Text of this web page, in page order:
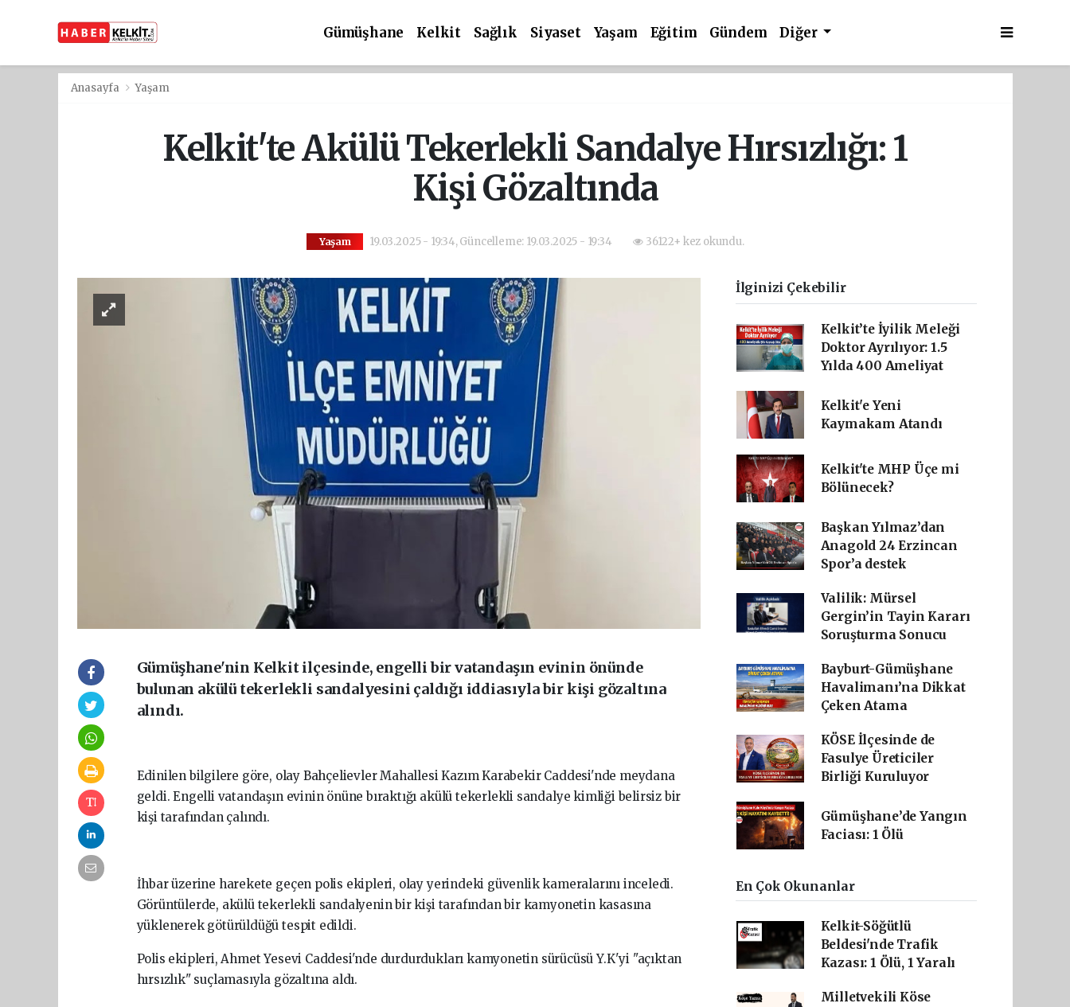
Gümüşhane Kelkit Sağlık Siyaset Yaşam Eğitim Gündem Diğer
Anasayfa Yaşam
Kelkit'te Akülü Tekerlekli Sandalye Hırsızlığı: 1
Kişi Gözaltında
Yaşam 19.03.2025 - 19:34, Güncelleme: 19.03.2025 - 19:34 36122+ kez okundu.
Gümüşhane'nin Kelkit ilçesinde, engelli bir vatandaşın evinin önünde
bulunan akülü tekerlekli sandalyesini çaldığı iddiasıyla bir kişi gözaltına
alındı.
Edinilen bilgilere göre, olay Bahçelievler Mahallesi Kazım Karabekir Caddesi'nde meydana
geldi. Engelli vatandaşın evinin önüne bıraktığı akülü tekerlekli sandalye kimliği belirsiz bir
kişi tarafından çalındı.
İhbar üzerine harekete geçen polis ekipleri, olay yerindeki güvenlik kameralarını inceledi.
Görüntülerde, akülü tekerlekli sandalyenin bir kişi tarafından bir kamyonetin kasasına
yüklenerek götürüldüğü tespit edildi.
Polis ekipleri, Ahmet Yesevi Caddesi'nde durdurdukları kamyonetin sürücüsü Y.K'yi "açıktan
hırsızlık" suçlamasıyla gözaltına aldı.
İlginizi Çekebilir
Kelkit’te İyilik Meleği
Doktor Ayrılıyor: 1.5
Yılda 400 Ameliyat
Kelkit'e Yeni
Kaymakam Atandı
Kelkit'te MHP Üçe mi
Bölünecek?
Başkan Yılmaz’dan
Anagold 24 Erzincan
Spor’a destek
Valilik: Mürsel
Gergin’in Tayin Kararı
Soruşturma Sonucu
Bayburt-Gümüşhane
Havalimanı’na Dikkat
Çeken Atama
KÖSE İlçesinde de
Fasulye Üreticiler
Birliği Kuruluyor
Gümüşhane’de Yangın
Faciası: 1 Ölü
En Çok Okunanlar
Kelkit-Söğütlü
Beldesi'nde Trafik
Kazası: 1 Ölü, 1 Yaralı
Milletvekili Köse